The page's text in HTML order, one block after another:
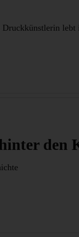
lebt
den